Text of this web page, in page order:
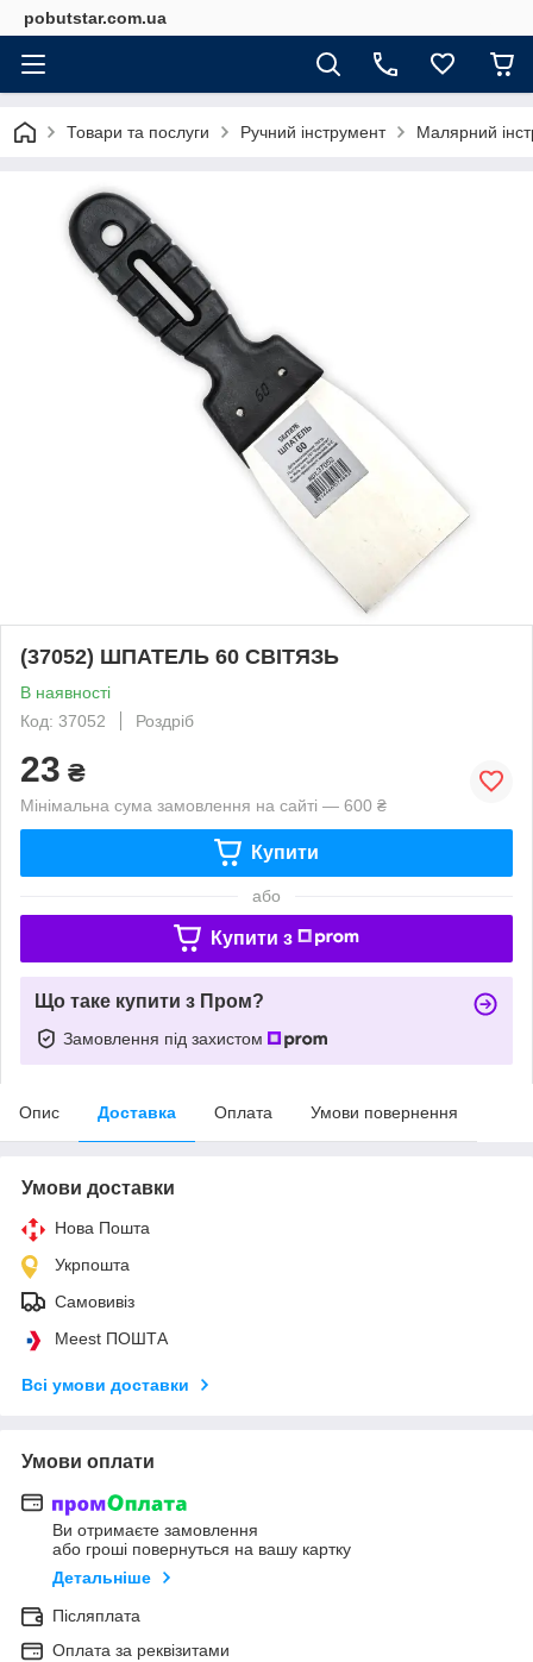
pobutstar.com.ua
Товари та послуги Ручний інструмент Малярний
(37052) ШПАТЕЛЬ 60 СВІТЯЗЬ
В наявності
Код: 37052
Роздріб
23 ₴
Мінімальна сума замовлення на сайті — 600 ₴
Купити
або
Купити з
Що таке купити з Пром?
Замовлення під захистом
Опис Доставка Оплата Умови повернення
Умови доставки
Нова Пошта
Укрпошта
Самовивіз
Meest ПОШТА
Всі умови доставки
Умови оплати
Ви отримаєте замовлення
або гроші повернуться на вашу картку
Детальніше
Післяплата
Оплата за реквізитами